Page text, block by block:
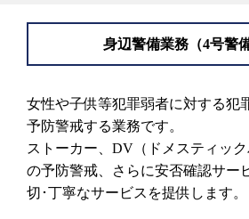
身辺警備業務（4号警
女性や子供等犯罪弱者に対する犯
予防警戒する業務です。
ストーカー、DV（ドメスティッ
の予防警戒、さらに安否確認サー
切･丁寧なサービスを提供します。